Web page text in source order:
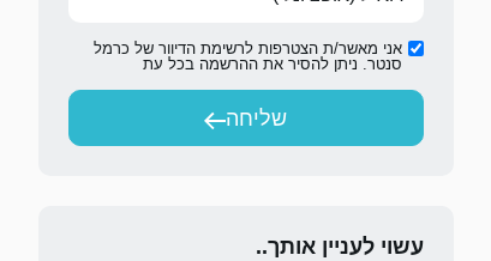
אני מאשר/ת הצטרפות לרשימת הדיוור של כרמל
סנטר. ניתן להסיר את ההרשמה בכל עת
שליחה
עשוי לעניין אותך..